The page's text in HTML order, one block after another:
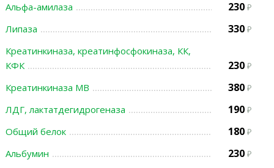
Альфа-амилаза 230
Липаза 330
Креатинкиназа, креатинфосфокиназа, КК,
КФК
230
Креатинкиназа МВ 380
ЛДГ, лактатдегидрогеназа 190
Общий белок 180
Альбумин 230